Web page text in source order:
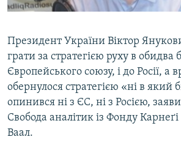
СВІДЧЕННЯ ОКУПАЦІЇ
Qırımtatar
ДОЛУЧАЙСЯ!
Усі сайти RFE/RL
Президент України Віктор
грати за стратегією руху в обидва
Європейського союзу, і до Росії, а
обернулося стратегією «ні в який
опинився ні з ЄС, ні з Росією,
Свобода аналітик із Фонду
Ваал.